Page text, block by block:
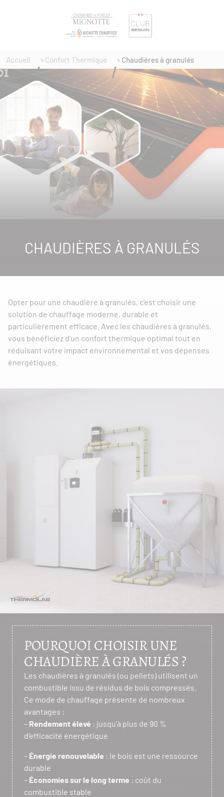
Accueil Confort Thermique Chaudières à granulés
CHAUDIÈRES À GRANULÉS
Opter pour une chaudière à granulés, c’est choisir une
solution de chauffage moderne, durable et
particulièrement efficace. Avec les chaudières à granulés,
vous bénéficiez d’un confort thermique optimal tout en
réduisant votre impact environnemental et vos dépenses
énergétiques.
POURQUOI CHOISIR UNE
CHAUDIÈRE À GRANULÉS ?
Les chaudières à granulés (ou pellets) utilisent un
combustible issu de résidus de bois compressés.
Ce mode de chauffage présente de nombreux
avantages :
– Rendement élevé : jusqu’à plus de 90 %
d’efficacité énergétique
– Énergie renouvelable : le bois est une ressource
durable
– Économies sur le long terme : coût du
combustible stable